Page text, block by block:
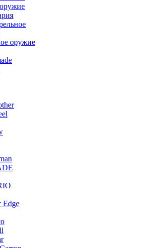
оружие
Edge